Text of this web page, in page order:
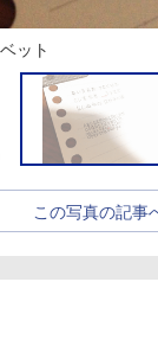
ット
この写真の記事